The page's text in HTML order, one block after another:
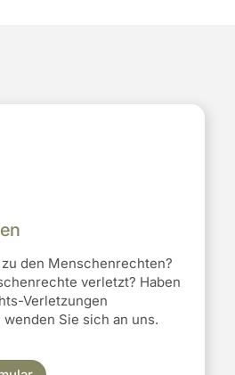
den Menschenrechten?
verletzt? Haben
Verletzungen
Sie sich an uns.